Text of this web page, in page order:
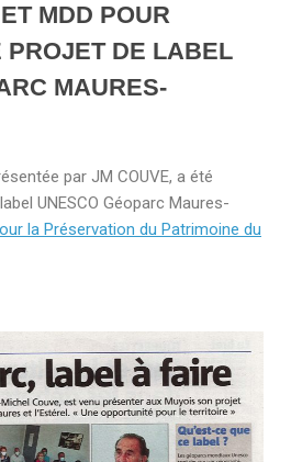
MDD POUR
PROJET DE LABEL
MAURES-
par JM COUVE, a été
UNESCO Géoparc Maures-
la Préservation du Patrimoine du